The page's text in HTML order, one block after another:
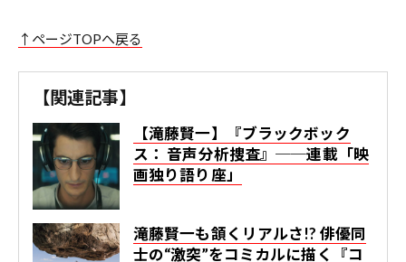
↑ページTOPへ戻る
【関連記事】
【滝藤賢一】『ブラックボック
ス： 音声分析捜査』──連載「映
画独り語り座」
滝藤賢一も頷くリアルさ!? 俳優同
士の“激突”をコミカルに描く『コ